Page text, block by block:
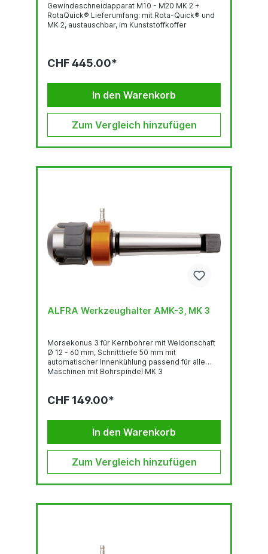
Gewindeschneidapparat M10 - M20 MK 2 +
RotaQuick® Lieferumfang: mit Rota-Quick® und
MK 2, austauschbar, im Kunststoffkoffer
CHF 445.00*
In den Warenkorb
Zum Vergleich hinzufügen
ALFRA Werkzeughalter AMK-3, MK 3
Morsekonus 3 für Kernbohrer mit Weldonschaft
Ø 12 - 60 mm, Schnitttiefe 50 mm mit
automatischer Innenkühlung passend für alle
Maschinen mit Bohrspindel MK 3
CHF 149.00*
In den Warenkorb
Zum Vergleich hinzufügen